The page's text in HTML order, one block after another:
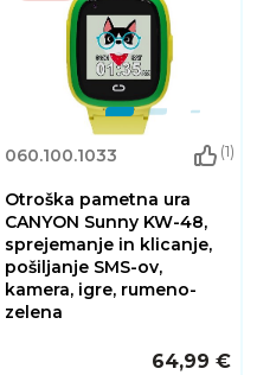
060.100.1033 (1)
Otroška pametna ura
CANYON Sunny KW-48,
sprejemanje in klicanje,
pošiljanje SMS-ov,
kamera, igre, rumeno-
zelena
64,99 €